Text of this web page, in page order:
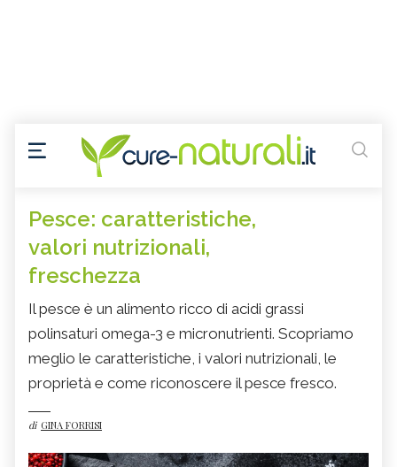
Pesce: caratteristiche,
valori nutrizionali,
freschezza
Il pesce è un alimento ricco di acidi grassi
polinsaturi omega-3 e micronutrienti. Scopriamo
meglio le caratteristiche, i valori nutrizionali, le
proprietà e come riconoscere il pesce fresco.
di GINA FORRISI